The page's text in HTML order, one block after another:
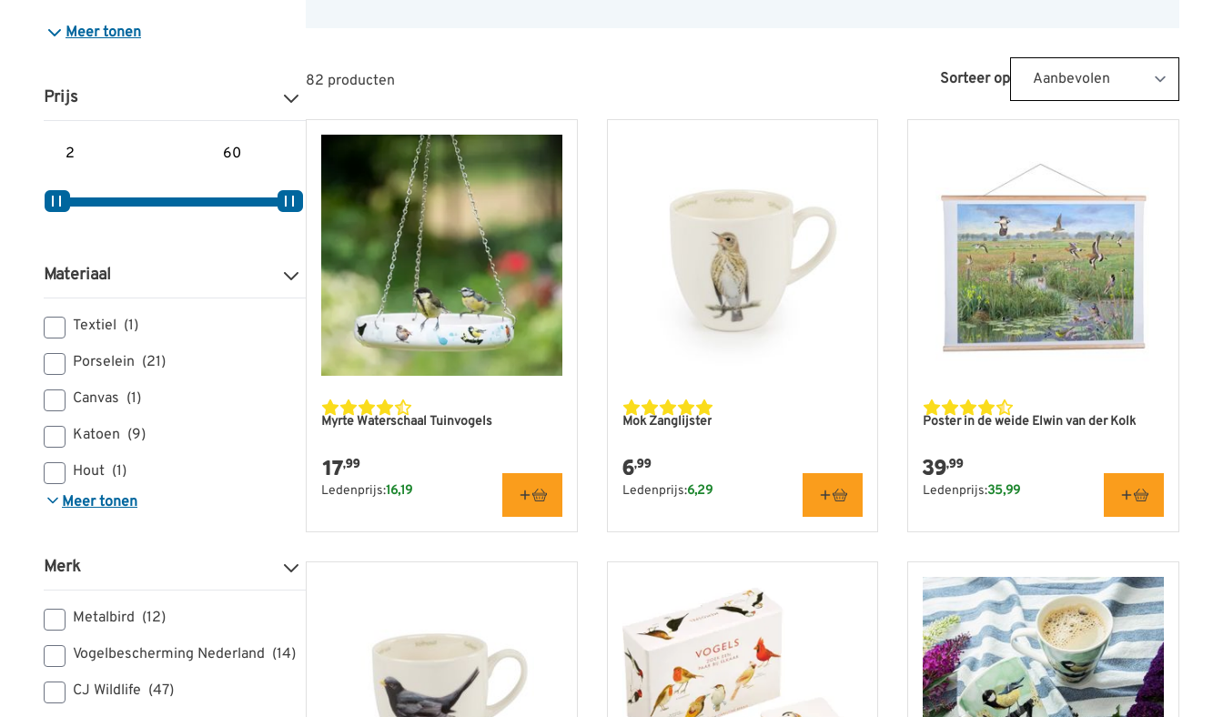
Meer tonen
Prijs
Minimum prijs Maximum prijs
Materiaal
Textiel (1)
Porselein (21)
Canvas (1)
Katoen (9)
Hout (1)
Meer tonen
Merk
Metalbird (12)
Vogelbescherming Nederland (14)
CJ Wildlife (47)
82 producten Sorteer op
Myrte Waterschaal Tuinvogels
17,99
Ledenprijs:16,19
Mok Zanglijster
6,99
Ledenprijs:6,29
Poster in de weide Elwin van der Kolk
39,99
Ledenprijs:35,99